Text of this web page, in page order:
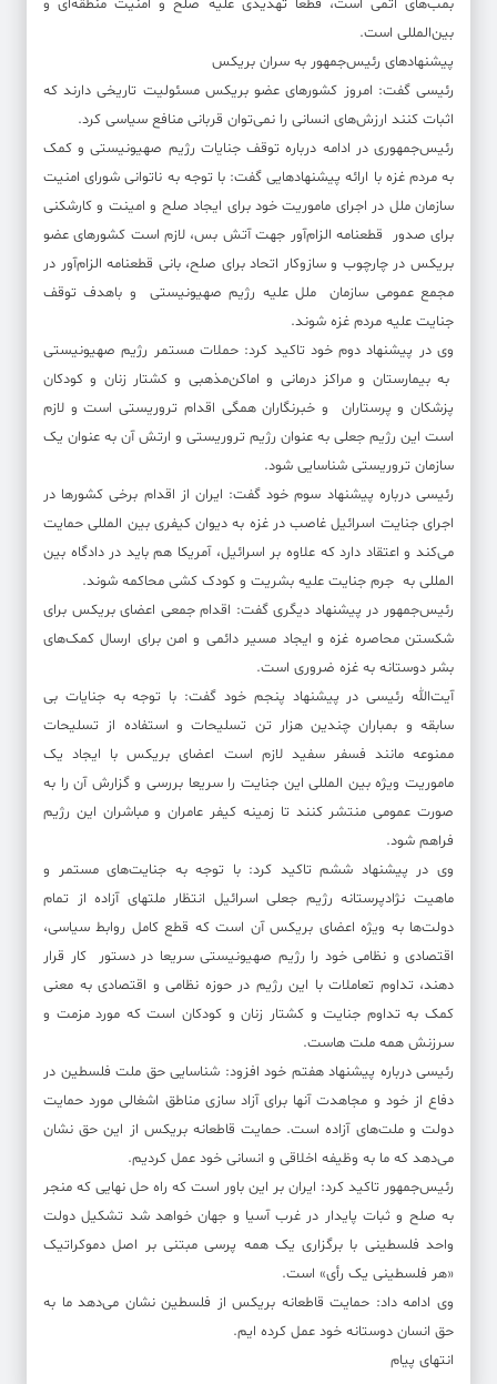
بمب‌های اتمی است، قطعاً تهدیدی علیه صلح و امنیت منطقه‌ای و
بین‌المللی است.
پیشنهادهای رئیس‌جمهور به سران بریکس
رئیسی گفت: امروز کشورهای عضو بریکس مسئولیت تاریخی دارند که
اثبات کنند ارزش‌های انسانی را نمی‌توان قربانی منافع سیاسی کرد.
رئیس‌جمهوری در ادامه درباره توقف جنایات رژیم صهیونیستی و کمک
به مردم غزه با ارائه پیشنهادهایی گفت: با توجه به ناتوانی شورای امنیت
سازمان ملل در اجرای ماموریت خود برای ایجاد صلح و امینت و کارشکنی
برای صدور قطعنامه الزام‌آور جهت آتش بس، لازم‌ است کشورهای عضو
بریکس در چارچوب و سازوکار اتحاد برای صلح، بانی قطعنامه الزام‌آور در
مجمع عمومی سازمان ملل علیه رژیم صهیونیستی و باهدف توقف
جنایت علیه مردم غزه شوند.
وی در پیشنهاد دوم خود تاکید کرد: حملات مستمر رژیم صهیونیستی
به بیمارستان و مراکز درمانی و اماکن‌مذهبی و کشتار زنان و کودکان
پزشکان و پرستاران و خبرنگاران همگی اقدام تروریستی است و لازم
است این رژیم جعلی به عنوان رژیم تروریستی و ارتش آن به عنوان یک
سازمان تروریستی شناسایی شود.
رئیسی درباره پیشنهاد سوم خود گفت: ایران از اقدام برخی کشورها در
اجرای جنایت اسرائیل غاصب در غزه به دیوان کیفری بین المللی حمایت
می‌کند و اعتقاد دارد که علاوه بر اسرائیل، آمریکا هم باید در دادگاه بین
المللی به جرم‌ جنایت علیه بشریت و کودک کشی محاکمه شوند.
رئیس‌جمهور در پیشنهاد دیگری گفت: اقدام جمعی اعضای بریکس برای
شکستن‌ محاصره غزه و ایجاد مسیر دائمی و امن برای ارسال کمک‌های
بشر دوستانه به غزه ضروری است.
آیت‌الله رئیسی در پیشنهاد پنجم خود گفت: با توجه به جنایات بی
سابقه و بمباران چندین هزار تن تسلیحات و استفاده از تسلیحات
ممنوعه مانند فسفر سفید لازم است اعضای بریکس با ایجاد یک
ماموریت ویژه بین المللی این جنایت را سریعا بررسی و گزارش آن را به
صورت عمومی‌ منتشر کنند تا زمینه کیفر عامران و مباشران این رژیم
فراهم شود.
وی در پیشنهاد ششم تاکید کرد: با توجه به جنایت‌های مستمر و
ماهیت نژادپرستانه رژیم جعلی اسرائیل انتظار ملتهای آزاده از تمام
دولت‌ها به ویژه اعضای بریکس آن است که قطع کامل روابط سیاسی،
اقتصادی و نظامی خود را رژیم صهیونیستی سریعا در دستور کار قرار
دهند، تداوم تعاملات با این رژیم در حوزه نظامی و اقتصادی به معنی
کمک به تداوم جنایت و کشتار زنان و کودکان است که مورد مزمت و
سرزنش همه ملت هاست.
رئیسی درباره پیشنهاد هفتم خود افزود: شناسایی حق ملت فلسطین در
دفاع از خود و مجاهدت آنها برای آزاد سازی مناطق اشغالی مورد حمایت
دولت و ملت‌های آزاده است. حمایت قاطعانه بریکس از این‌ حق نشان
می‌دهد که ما به وظیفه اخلاقی و انسانی خود عمل کردیم.
رئیس‌جمهور تاکید کرد: ایران بر این باور است که راه حل نهایی که منجر
به صلح و ثبات پایدار در غرب آسیا و جهان خواهد شد تشکیل دولت
واحد فلسطینی با برگزاری یک همه پرسی مبتنی بر اصل دموکراتیک
«هر فلسطینی یک رأی» است.
وی ادامه داد: حمایت قاطعانه بریکس از فلسطین نشان می‌دهد ما به
حق انسان دوستانه خود عمل کرده ایم.
انتهای پیام